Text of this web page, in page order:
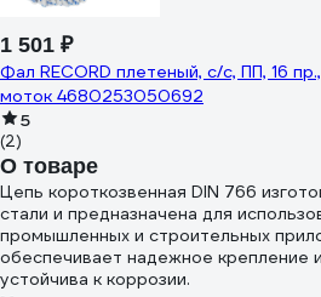
1 501 ₽
Фал RECORD плетеный, с/с, ПП, 16
моток 4680253050692
5
(2)
О товаре
Цепь короткозвенная DIN 766
стали и предназначена для
промышленных и строительных
обеспечивает надежное крепление
устойчива к коррозии.